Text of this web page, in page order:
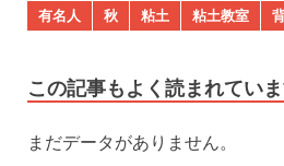
有名人
秋 粘土 粘土教室
この記事もよく読まれてい
まだデータがありません。